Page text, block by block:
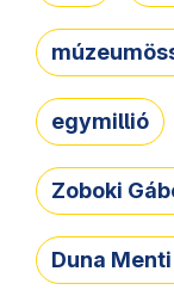
egymillió
Zoboki
Duna